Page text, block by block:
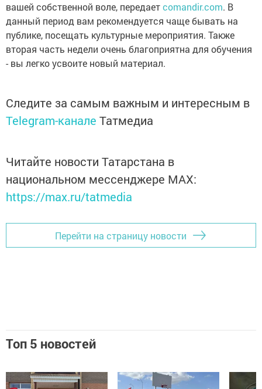
вашей собственной воле, передаетcomandir.com. В
данный период вам рекомендуется чаще бывать на
публике, посещать культурные мероприятия. Также
вторая часть недели очень благоприятна для обучения
- вы легко усвоите новый материал.
Следите за самым важным и интересным в
Telegram-канале Татмедиа
Читайте новости Татарстана в
национальном мессенджере MАХ:
https://max.ru/tatmedia
Перейти на страницу новости
Топ 5 новостей